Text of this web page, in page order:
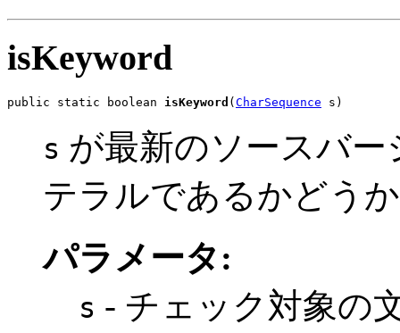
isKeyword
public static boolean isKeyword ( CharSequence s)
s が最新のソースバ
テラルであるかどう
パラメータ:
s - チェック対象の